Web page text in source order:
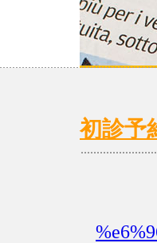
初診予